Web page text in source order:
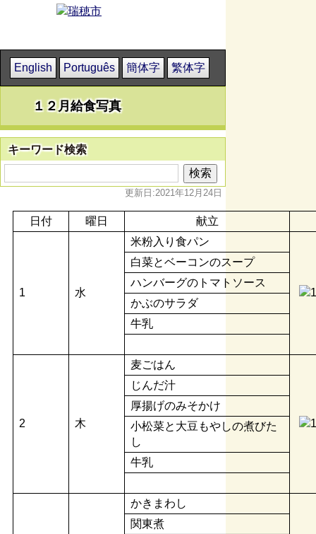
English Português 簡体字 繁体字
１２月給食写真
キーワード検索
更新日:2021年12月24日
日付 曜日 献立
1 水
米粉入り食パン
白菜とベーコンのスープ
ハンバーグのトマトソース
かぶのサラダ
牛乳
2 木
麦ごはん
じんだ汁
厚揚げのみそかけ
小松菜と大豆もやしの煮びた
し
牛乳
かきまわし
関東煮